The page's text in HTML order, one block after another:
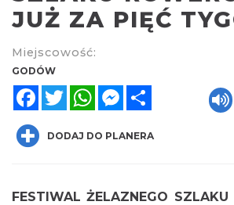
Wodzisław Śląski
8.42 km
JUŻ ZA PIĘĆ
Miejscowość:
GODÓW
FacebookTwitterWhatsAppMessenger
DODAJ DO PLANERA
FESTIWAL ŻELAZNEGO SZLAKU